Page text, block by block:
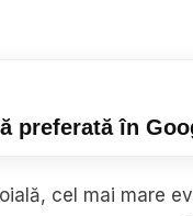
preferată în
cel mai mare